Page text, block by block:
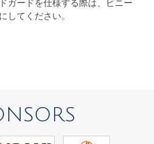
ガードを仕様する際は、ビニー
してください。